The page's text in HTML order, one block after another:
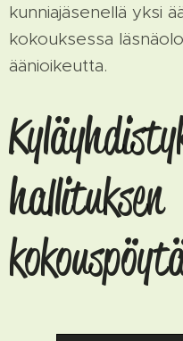
kunniajäsenellä yksi
kokouksessa
äänioikeutta.
hallituksen